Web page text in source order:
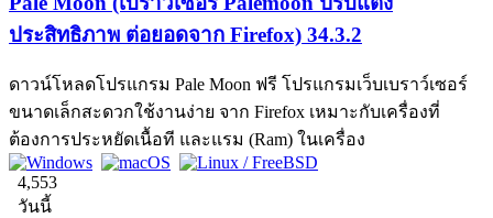
ประสิทธิภาพ ต่อยอดจาก Firefox) 34.3.2
ดาวน์โหลดโปรแกรม Pale Moon ฟรี โปรแกรมเว็บเบราว์เซอร์
ขนาดเล็กสะดวกใช้งานง่าย จาก Firefox เหมาะกับเครื่องที่
ต้องการประหยัดเนื้อที และแรม (Ram) ในเครื่อง
4,553
วันนี้